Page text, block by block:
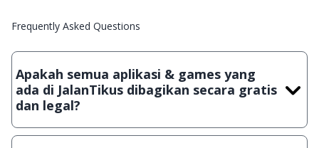
Frequently Asked Questions
Apakah semua aplikasi & games yang
ada di JalanTikus dibagikan secara gratis
dan legal?
Ya, JalanTikus hanya membagikan aplikasi & games yang